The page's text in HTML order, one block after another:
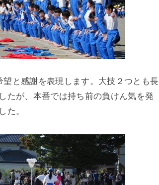
と感謝を表現します。大技２つとも長
たが、本番では持ち前の負けん気を発
た。